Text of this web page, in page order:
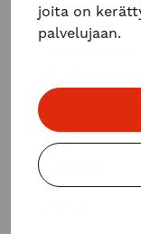
joita on
palvelujaan.
Smartum Oy
Business ID:
For you
Users